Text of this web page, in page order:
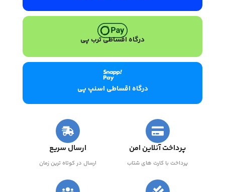
درگاه اقساطی ترب پی
درگاه اقساطی اسنپ پی
پرداخت آنلاین امن
پرداخت با کارت های شتاب
ارسال سریع
ارسال در کوتاه ترین زمان